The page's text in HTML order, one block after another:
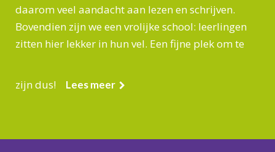
daarom veel aandacht aan lezen en schrijven.
Bovendien zijn we een vrolijke school: leerlingen
zitten hier lekker in hun vel. Een fijne plek om te
zijn dus! Lees meer